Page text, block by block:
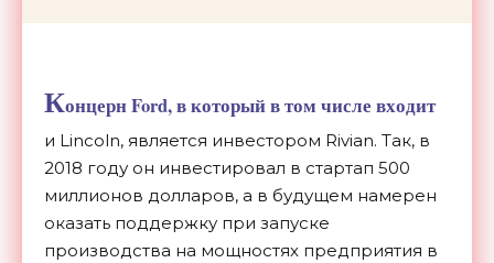
Концерн Ford, в который в том числе входит
и Lincoln, является инвестором Rivian. Так, в
2018 году он инвестировал в стартап 500
миллионов долларов, а в будущем намерен
оказать поддержку при запуске
производства на мощностях предприятия в